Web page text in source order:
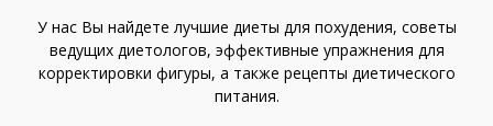
У нас Вы найдете лучшие диеты для похудения, советы
ведущих диетологов, эффективные упражнения для
корректировки фигуры, а также рецепты диетического
питания.